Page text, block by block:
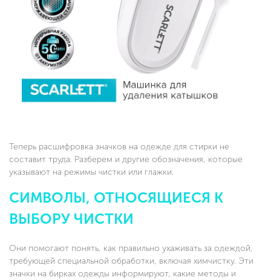
Теперь расшифровка значков на одежде для стирки не
составит труда. Разберем и другие обозначения, которые
указывают на режимы чистки или глажки.
СИМВОЛЫ, ОТНОСЯЩИЕСЯ К
ВЫБОРУ ЧИСТКИ
Они помогают понять, как правильно ухаживать за одеждой,
требующей специальной обработки, включая химчистку. Эти
значки на бирках одежды информируют, какие методы и